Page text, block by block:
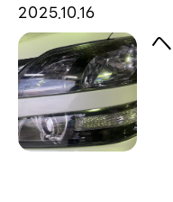
2025.10.16